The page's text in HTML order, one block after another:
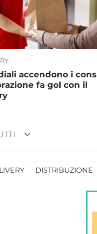
accendono i
fa gol con il
keyboard_arrow_down
DISTRIBUZIONE